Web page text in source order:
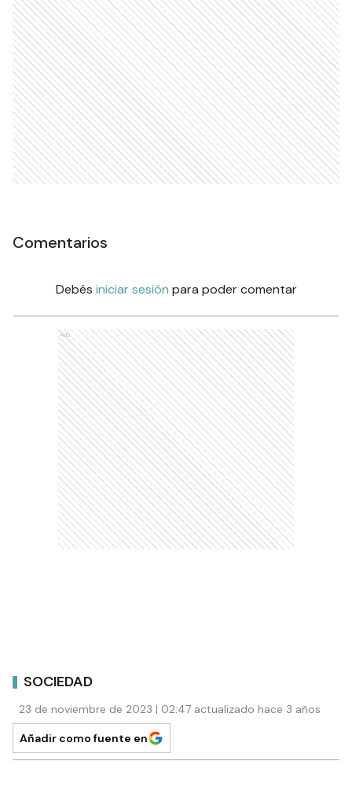
Comentarios
Debés iniciar sesión para poder comentar
Ads
SOCIEDAD
23 de noviembre de 2023 | 02:47 actualizado hace 3 años
Añadir como fuente en